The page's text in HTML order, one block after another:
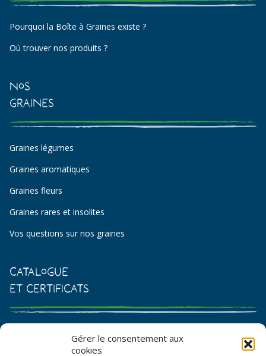
Gérer le consentement aux
cookies
Pourquoi la Boîte à Graines existe ?
Où trouver nos produits ?
Nos
Graines
Graines légumes
Graines aromatiques
Graines fleurs
Graines rares et insolites
Vos questions sur nos graines
Catalogue
et certificats
Catalogue de graines et semences